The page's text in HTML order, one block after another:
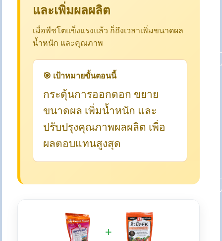
และเพิ่มผลผลิต
เมื่อพืชโตแข็งแรงแล้ว ก็ถึงเวลาเพิ่มขนาดผล
น้ำหนัก และคุณภาพ
🎯 เป้าหมายขั้นตอนนี้
กระตุ้นการออกดอก ขยาย
ขนาดผล เพิ่มน้ำหนัก และ
ปรับปรุงคุณภาพผลผลิต เพื่อ
ผลตอบแทนสูงสุด
+